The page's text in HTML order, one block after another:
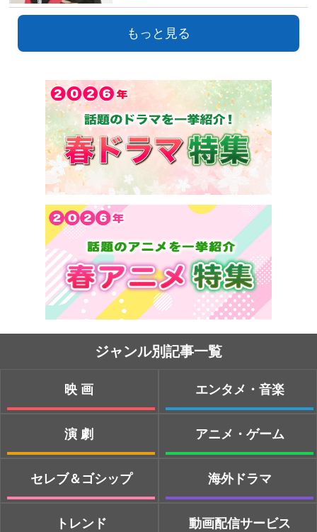
もっと見る
ジャンル別記事一覧
映画
演劇
セレブ＆ゴシップ
トレンド
エンタメ・音楽
アニメ・ゲーム
海外ドラマ
動画配信サービス